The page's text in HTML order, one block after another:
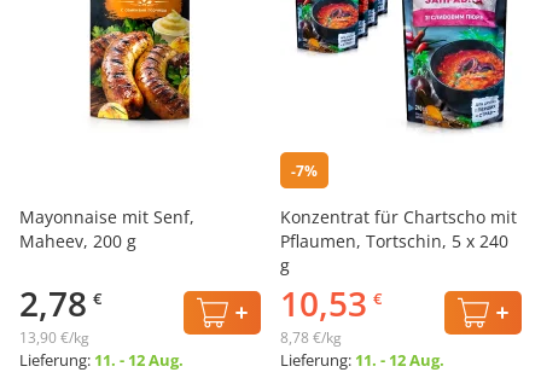
Mayonnaise mit Senf,
Maheev, 200 g
2,78 €
13,90 €/kg
Lieferung: 11. - 12 Aug.
-7%
Konzentrat für Chartscho mit
Pflaumen, Tortschin, 5 х 240
g
10,53 €
8,78 €/kg
Lieferung: 11. - 12 Aug.